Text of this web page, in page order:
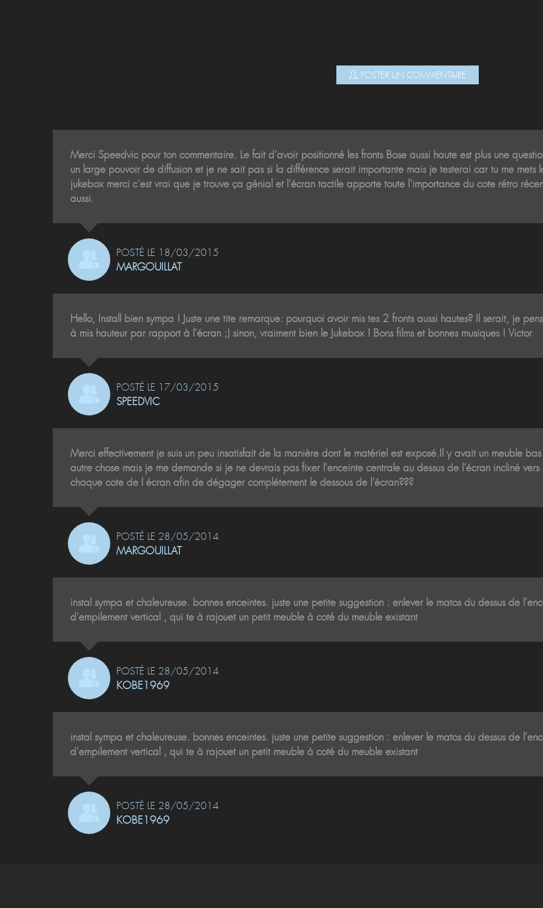
POSTER UN COMMENTAIRE
Merci Speedvic pour ton commentaire. Le fait d'avoir positionné les fronts Bose aussi haute est plus une
un large pouvoir de diffusion et je ne sait pas si la différence serait importante mais je testerai car tu me mets
jukebox merci c'est vrai que je trouve ça génial et l’écran tactile apporte toute l'importance du cote rétro
aussi.
POSTÉ LE 18/03/2015
MARGOUILLAT
Hello, Install bien sympa ! Juste une tite remarque: pourquoi avoir mis tes 2 fronts aussi hautes? Il serait, je
à mis hauteur par rapport à l'écran ;) sinon, vraiment bien le Jukebox ! Bons films et bonnes musiques ! Victor
POSTÉ LE 17/03/2015
SPEEDVIC
Merci effectivement je suis un peu insatisfait de la manière dont le matériel est exposé.Il y avait un meuble
autre chose mais je me demande si je ne devrais pas fixer l'enceinte centrale au dessus de l’écran incliné
chaque cote de l écran afin de dégager complétement le dessous de l’écran???
POSTÉ LE 28/05/2014
MARGOUILLAT
instal sympa et chaleureuse. bonnes enceintes. juste une petite suggestion : enlever le matos du dessus de
d'empilement vertical , qui te à rajouet un petit meuble à coté du meuble existant
POSTÉ LE 28/05/2014
KOBE1969
instal sympa et chaleureuse. bonnes enceintes. juste une petite suggestion : enlever le matos du dessus de
d'empilement vertical , qui te à rajouet un petit meuble à coté du meuble existant
POSTÉ LE 28/05/2014
KOBE1969